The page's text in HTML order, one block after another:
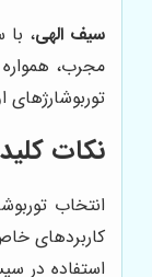
سیف الهی،
مجرب،
نکات
انتخاب
کاربردهای
استفاده در